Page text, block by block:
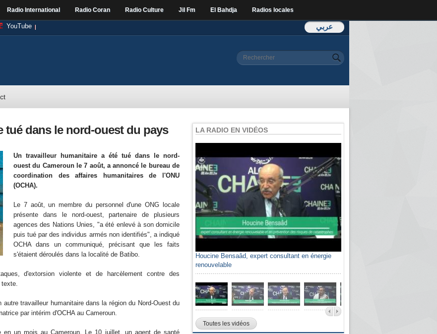
Radio International Radio Coran Radio Culture Jil Fm El Bahdja Radios locales
عربي YouTube
Formulaire de
Rechercher
tué dans le nord-ouest du pays
Un travailleur humanitaire a été tué dans le nord-
ouest du Cameroun le 7 août, a annoncé le bureau de
coordination des affaires humanitaires de l'ONU
(OCHA).
Le 7 août, un membre du personnel d'une ONG locale
présente dans le nord-ouest, partenaire de plusieurs
agences des Nations Unies, "a été enlevé à son domicile
puis tué par des individus armés non identifiés", a indiqué
OCHA dans un communiqué, précisant que les faits
s'étaient déroulés dans la localité de Batibo.
d'extorsion violente et de harcèlement contre des
texte.
travailleur humanitaire dans la région du Nord-Ouest du
par intérim d'OCHA au Cameroun.
en un mois au Cameroun. Le 10 juillet, un agent de santé
LA RADIO EN VIDÉOS
Houcine Bensaâd, expert consultant en énergie
renouvelable
Toutes les vidéos